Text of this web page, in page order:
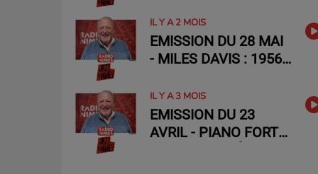
TROMPETTISTE À
REDÉCOUVRIR...
IL Y A 2 MOIS
EMISSION DU 28 MAI
- MILES DAVIS : 1956,
IL Y A 3 MOIS
EMISSION DU 23
AVRIL - PIANO FORTE